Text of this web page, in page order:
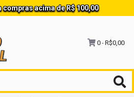
compras acima de R$ 100,00
0 - R$0,00